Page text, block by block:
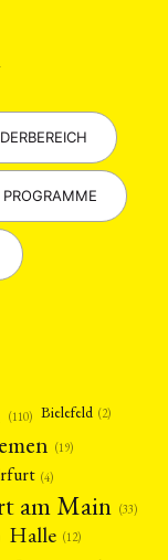
(110) Bielefeld (2)
(19)
(4)
am Main (33)
Halle (12)